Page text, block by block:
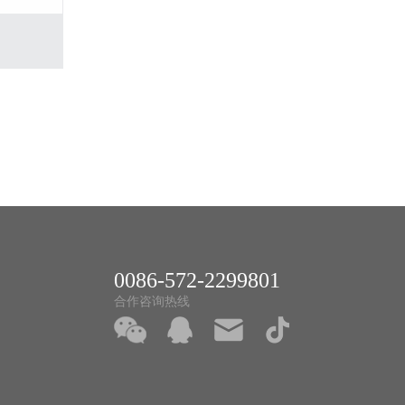
0086-572-2299801
合作咨询热线